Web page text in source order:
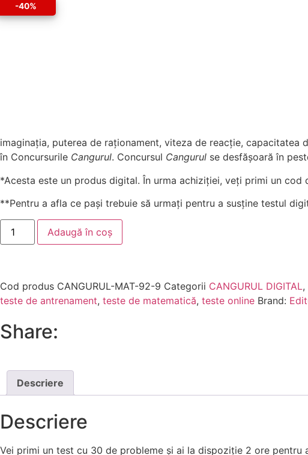
-40%
imaginația, puterea de raționament, viteza de reacție,
în Concursurile Cangurul. Concursul Cangurul se desfășoară în
*Acesta este un produs digital. În urma achiziției, veți primi un
**Pentru a afla ce pași trebuie să urmați pentru a susține testul
Adaugă în coș
Cod produs CANGURUL-MAT-92-9 Categorii CANGURUL DIGITAL,
teste de antrenament, teste de matematică, teste online Brand:
Share:
Descriere
Descriere
Vei primi un test cu 30 de probleme și ai la dispoziție 2 ore pentru